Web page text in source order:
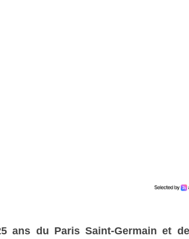
ans du Paris Saint-Germain et